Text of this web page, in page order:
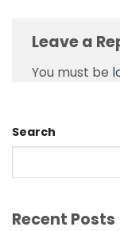
Leave a
You must be
Search
Recent Posts